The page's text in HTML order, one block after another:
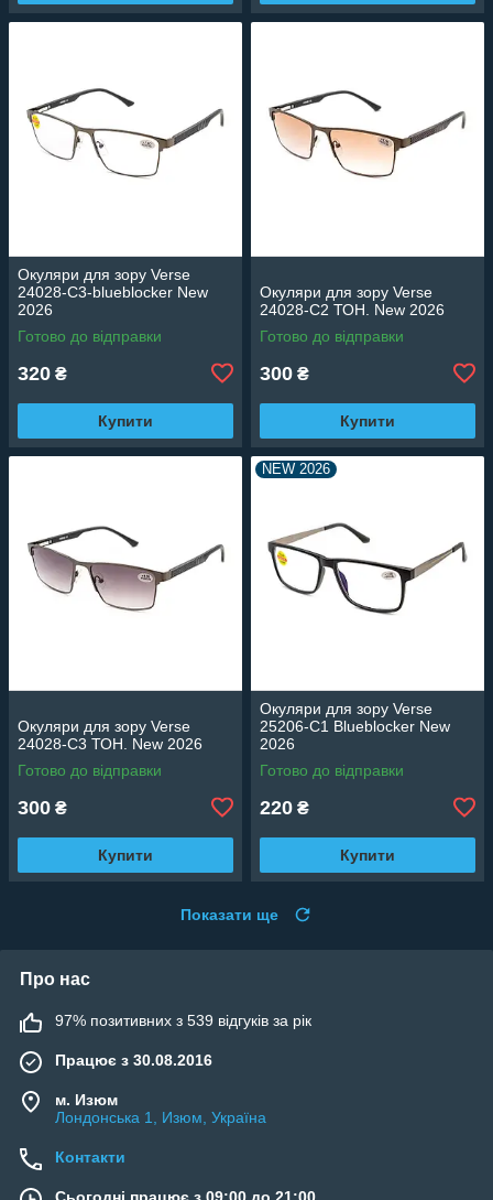
Окуляри для зору Verse
24028-C3-blueblocker New
2026
Готово до відправки
320 ₴
Купити
Окуляри для зору Verse
24028-C2 ТОН. New 2026
Готово до відправки
300 ₴
Купити
Окуляри для зору Verse
24028-C3 ТОН. New 2026
Готово до відправки
300 ₴
Купити
NEW 2026
Окуляри для зору Verse
25206-C1 Blueblocker New
2026
Готово до відправки
220 ₴
Купити
Показати ще
Про нас
97% позитивних з 539 відгуків за рік
Працює з 30.08.2016
м. Изюм
Лондонська 1, Изюм, Україна
Контакти